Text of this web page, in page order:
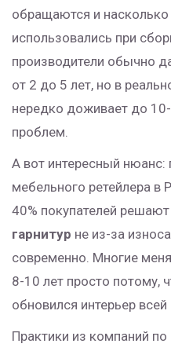
обращаются и
использовались при
производители обычно
от 2 до 5 лет, но в
нередко доживает до
проблем.
А вот интересный
мебельного ретейлера в
40% покупателей
гарнитур не из-за
современно. Многие
8-10 лет просто потому,
обновился интерьер
Практики из компаний